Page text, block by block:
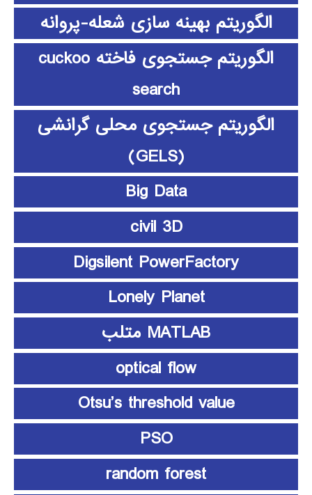
الگوریتم بهینه سازی شعله-پروانه
الگوریتم جستجوی فاخته cuckoo
search
الگوریتم جستجوی محلی گرانشی
(GELS)
Big Data
civil 3D
Digsilent PowerFactory
Lonely Planet
MATLAB متلب
optical flow
Otsu’s threshold value
PSO
random forest